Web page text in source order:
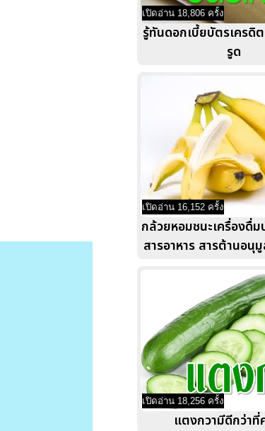
เปิดอ่าน 18,806 ครั้ง
รู้ทันดอกเบี้ยบัตรเครดิ
รูด
เปิดอ่าน 16,152 ครั้ง
กล้วยหอมชนะเครื่องดื่
สารอาหาร สารต้านอนุ
เปิดอ่าน 18,256 ครั้ง
แตงกวามีดีกว่า